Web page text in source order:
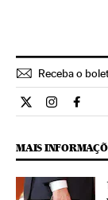
Receba o
Opiniao El
Opiniao
MAIS